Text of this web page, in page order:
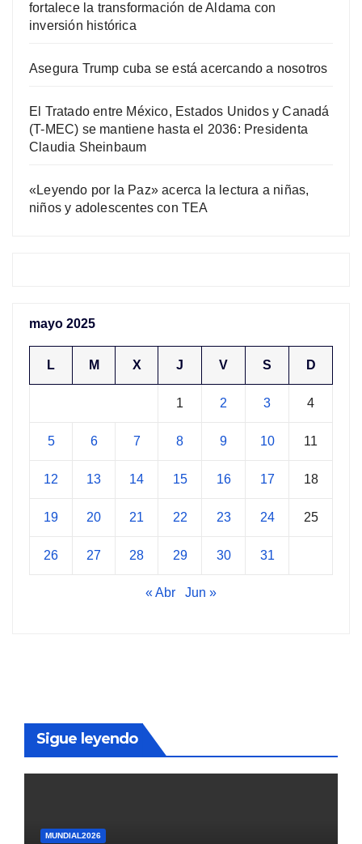
fortalece la transformación de Aldama con
inversión histórica
Asegura Trump cuba se está acercando a nosotros
El Tratado entre México, Estados Unidos y Canadá
(T-MEC) se mantiene hasta el 2036: Presidenta
Claudia Sheinbaum
«Leyendo por la Paz» acerca la lectura a niñas,
niños y adolescentes con TEA
mayo 2025
L M X J V S D
1 2 3 4
5 6 7 8 9 10 11
12 13 14 15 16 17 18
19 20 21 22 23 24 25
26 27 28 29 30 31
« Abr Jun »
Sigue leyendo
MUNDIAL2026